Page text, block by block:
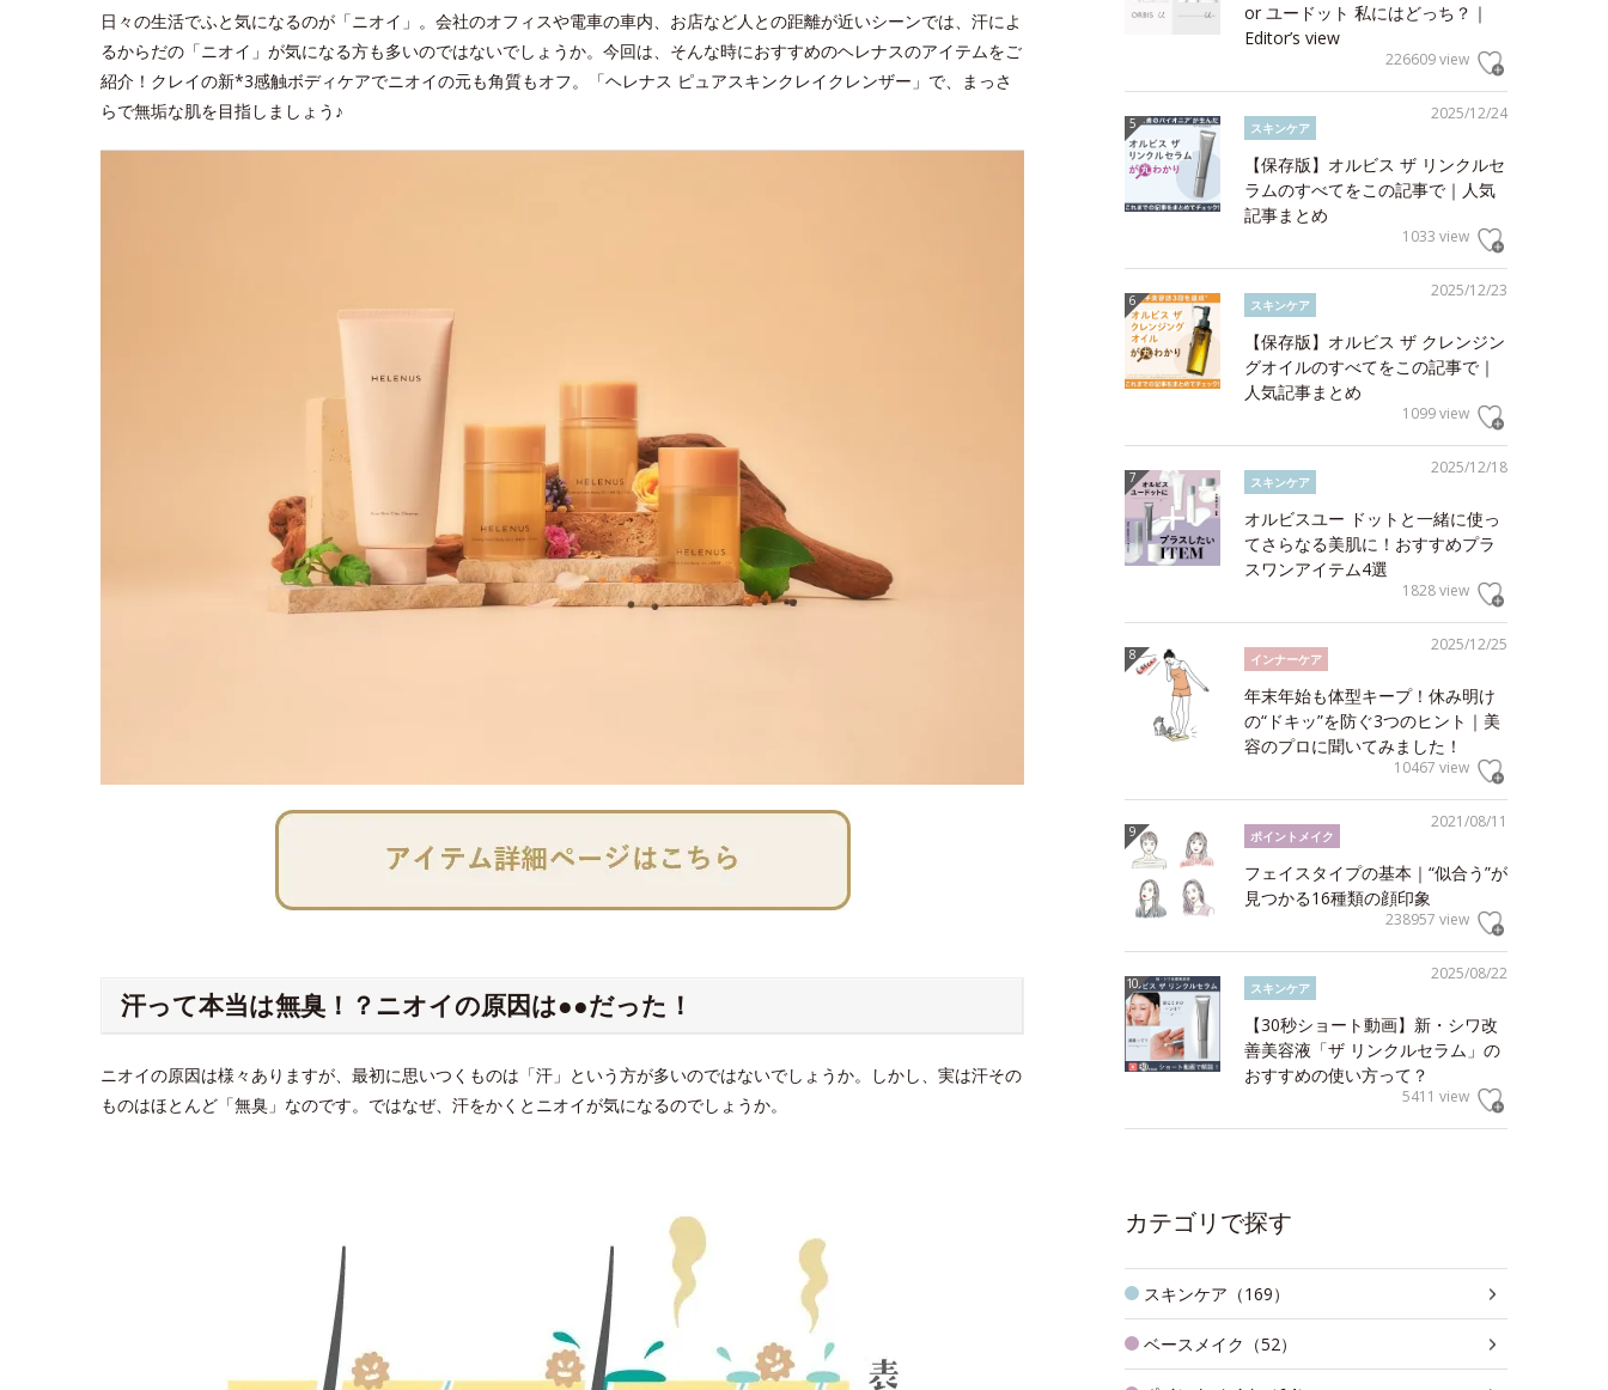
日々の生活でふと気になるのが「ニオイ」。会社のオフィスや電車の車内、お店など人との距離が近いシーンでは、汗によ
るからだの「ニオイ」が気になる方も多いのではないでしょうか。今回は、そんな時におすすめのヘレナスのアイテムをご
紹介！クレイの新*3感触ボディケアでニオイの元も角質もオフ。「ヘレナス ピュアスキンクレイクレンザー」で、まっさ
らで無垢な肌を目指しましょう♪
汗って本当は無臭！？ニオイの原因は●●だった！
ニオイの原因は様々ありますが、最初に思いつくものは「汗」という方が多いのではないでしょうか。しかし、実は汗その
ものはほとんど「無臭」なのです。ではなぜ、汗をかくとニオイが気になるのでしょうか。
or ユードット 私にはどっち？｜
Editor’s view
226609 view
2025/12/24
スキンケア
【保存版】オルビス ザ リンクルセ
ラムのすべてをこの記事で｜人気
記事まとめ
1033 view
2025/12/23
スキンケア
【保存版】オルビス ザ クレンジン
グオイルのすべてをこの記事で｜
人気記事まとめ
1099 view
2025/12/18
スキンケア
オルビスユー ドットと一緒に使っ
てさらなる美肌に！おすすめプラ
スワンアイテム4選
1828 view
2025/12/25
インナーケア
年末年始も体型キープ！休み明け
の“ドキッ”を防ぐ3つのヒント｜美
容のプロに聞いてみました！
10467 view
2021/08/11
ポイントメイク
フェイスタイプの基本｜“似合う”が
見つかる16種類の顔印象
238957 view
2025/08/22
スキンケア
【30秒ショート動画】新・シワ改
善美容液「ザ リンクルセラム」の
おすすめの使い方って？
5411 view
カテゴリで探す
スキンケア（169）
ベースメイク（52）